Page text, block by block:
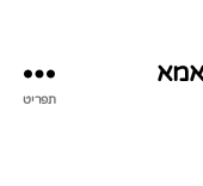
תפריט